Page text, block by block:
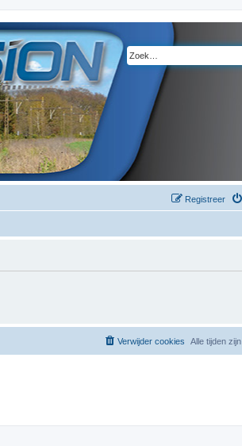
Registreer
Alle tijden zijn
Verwijder cookies